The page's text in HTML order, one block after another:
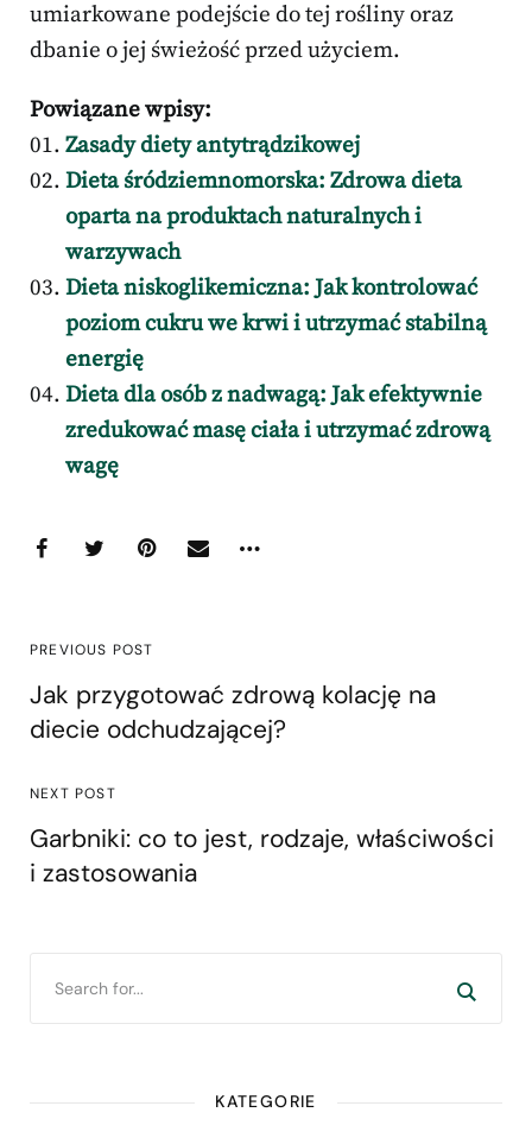
umiarkowane podejście do tej rośliny oraz
dbanie o jej świeżość przed użyciem.
Powiązane wpisy:
Zasady diety antytrądzikowej
Dieta śródziemnomorska: Zdrowa dieta
oparta na produktach naturalnych i
warzywach
Dieta niskoglikemiczna: Jak kontrolować
poziom cukru we krwi i utrzymać stabilną
energię
Dieta dla osób z nadwagą: Jak efektywnie
zredukować masę ciała i utrzymać zdrową
wagę
PREVIOUS POST
Jak przygotować zdrową kolację na
diecie odchudzającej?
NEXT POST
Garbniki: co to jest, rodzaje, właściwości
i zastosowania
KATEGORIE